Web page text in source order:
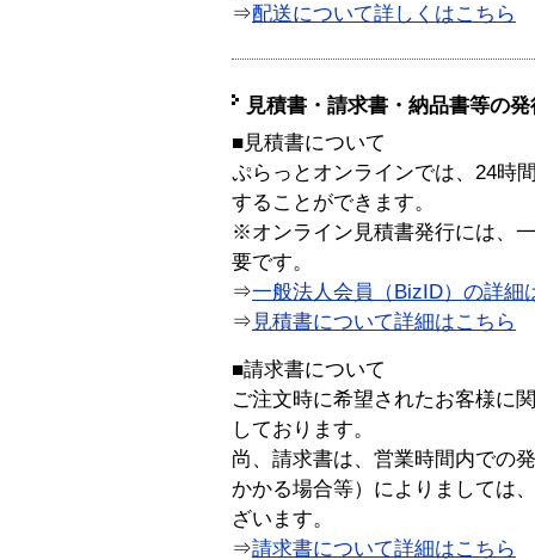
⇒配送について詳しくはこちら
見積書・請求書・納品書等の
■見積書について
ぷらっとオンラインでは、24時
することができます。
※オンライン見積書発行には、
要です。
⇒一般法人会員（BizID）の詳細
⇒ 見積書について詳細はこちら
■請求書について
ご注文時に希望されたお客様に
しております。
尚、請求書は、営業時間内での
かかる場合等）によりましては
ざいます。
⇒請求書について詳細はこちら